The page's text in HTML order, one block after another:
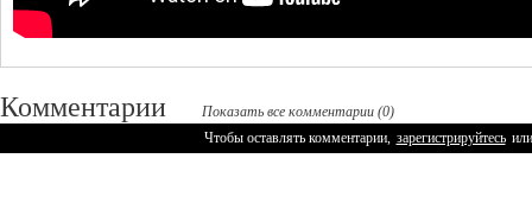
Комментарии
Показать все комментарии (0)
Чтобы оставлять комментарии, зарегистрируйтесь или